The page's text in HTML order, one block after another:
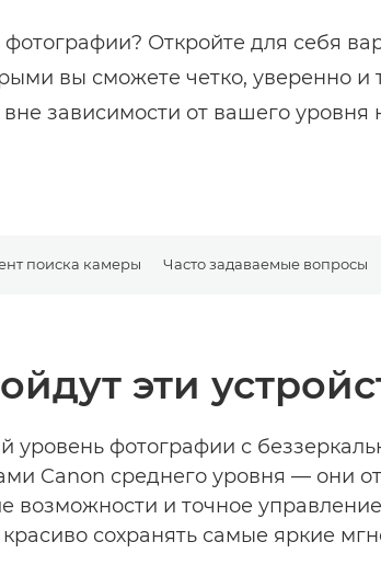
Откройте для себя
вы сможете четко, уверенно и
зависимости от вашего уровня
поиска камеры Часто задаваемые вопросы
эти
уровень фотографии с
Canon среднего уровня — они
возможности и точное
сохранять самые яркие